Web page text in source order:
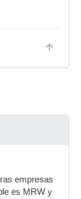
empresas
es MRW y